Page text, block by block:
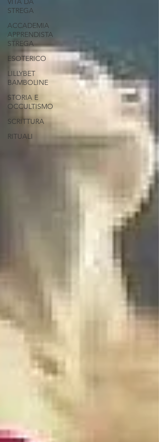
STREGA
ACCADEMIA
APPRENDISTA
STREGA
ESOTERICO
LILLYBET
BAMBOLINE
STORIA E
OCCULTISMO
SCRITTURA
RITUALI